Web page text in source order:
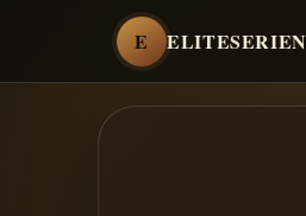
E ELITESERIEN